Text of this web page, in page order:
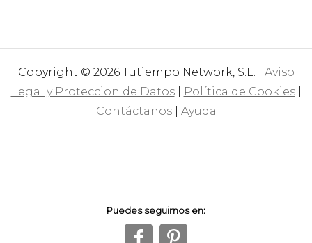
Copyright © 2026 Tutiempo Network, S.L. | Aviso
Legal y Proteccion de Datos| Política de Cookies|
Contáctanos| Ayuda
Puedes seguirnos en:
f 1